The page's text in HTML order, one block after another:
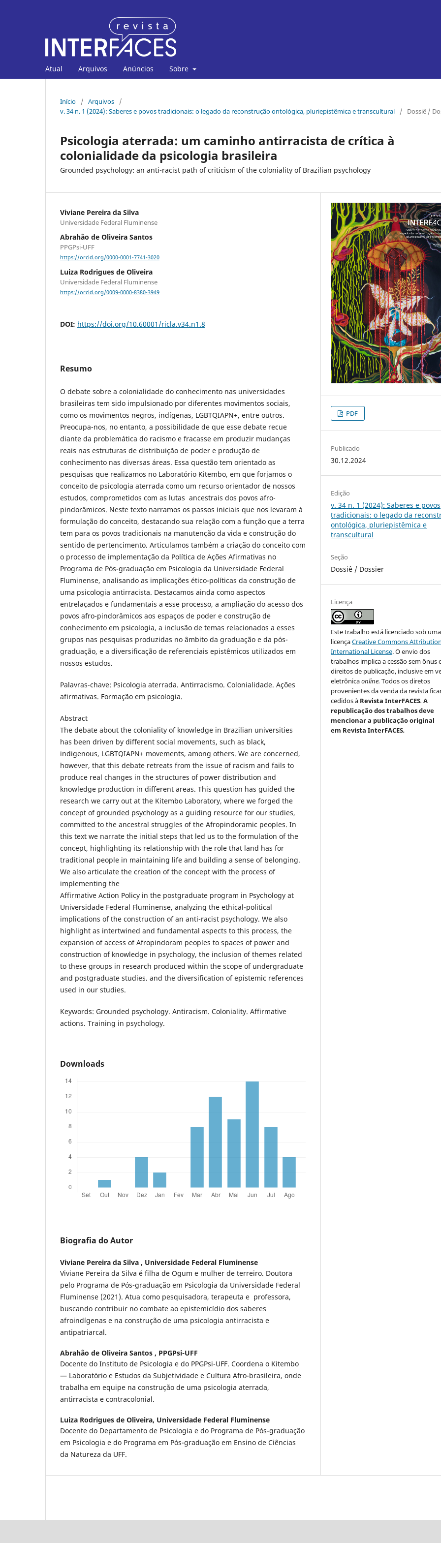
Atual Arquivos Anúncios Sobre
Início / Arquivos
/
v. 34 n. 1 (2024): Saberes e povos tradicionais: o legado da reconstrução ontológica, pluriepistêmica e transcultural
/ Dossiê /
Psicologia aterrada: um caminho antirracista de crítica à
colonialidade da psicologia brasileira
Grounded psychology: an anti-racist path of criticism of the coloniality of Brazilian psychology
Viviane Pereira da Silva
Universidade Federal Fluminense
Abrahão de Oliveira Santos
PPGPsi-UFF
https://orcid.org/0000-0001-7741-3020
Luiza Rodrigues de Oliveira
Universidade Federal Fluminense
https://orcid.org/0009-0000-8380-3949
DOI: https://doi.org/10.60001/ricla.v34.n1.8
Resumo
O debate sobre a colonialidade do conhecimento nas universidades
brasileiras tem sido impulsionado por diferentes movimentos sociais,
como os movimentos negros, indígenas, LGBTQIAPN+, entre outros.
Preocupa-nos, no entanto, a possibilidade de que esse debate recue
diante da problemática do racismo e fracasse em produzir mudanças
reais nas estruturas de distribuição de poder e produção de
conhecimento nas diversas áreas. Essa questão tem orientado as
pesquisas que realizamos no Laboratório Kitembo, em que forjamos o
conceito de psicologia aterrada como um recurso orientador de nossos
estudos, comprometidos com as lutas ancestrais dos povos afro-
pindorâmicos. Neste texto narramos os passos iniciais que nos levaram à
formulação do conceito, destacando sua relação com a função que a terra
tem para os povos tradicionais na manutenção da vida e construção do
sentido de pertencimento. Articulamos também a criação do conceito com
o processo de implementação da Política de Ações Afirmativas no
Programa de Pós-graduação em Psicologia da Universidade Federal
Fluminense, analisando as implicações ético-políticas da construção de
uma psicologia antirracista. Destacamos ainda como aspectos
entrelaçados e fundamentais a esse processo, a ampliação do acesso dos
povos afro-pindorâmicos aos espaços de poder e construção de
conhecimento em psicologia, a inclusão de temas relacionados a esses
grupos nas pesquisas produzidas no âmbito da graduação e da pós-
graduação, e a diversificação de referenciais epistêmicos utilizados em
nossos estudos.
Palavras-chave: Psicologia aterrada. Antirracismo. Colonialidade. Ações
afirmativas. Formação em psicologia.
Abstract
The debate about the coloniality of knowledge in Brazilian universities
has been driven by different social movements, such as black,
indigenous, LGBTQIAPN+ movements, among others. We are concerned,
however, that this debate retreats from the issue of racism and fails to
produce real changes in the structures of power distribution and
knowledge production in different areas. This question has guided the
research we carry out at the Kitembo Laboratory, where we forged the
concept of grounded psychology as a guiding resource for our studies,
committed to the ancestral struggles of the Afropindoramic peoples. In
this text we narrate the initial steps that led us to the formulation of the
concept, highlighting its relationship with the role that land has for
traditional people in maintaining life and building a sense of belonging.
We also articulate the creation of the concept with the process of
implementing the
Affirmative Action Policy in the postgraduate program in Psychology at
Universidade Federal Fluminense, analyzing the ethical-political
implications of the construction of an anti-racist psychology. We also
highlight as intertwined and fundamental aspects to this process, the
expansion of access of Afropindoram peoples to spaces of power and
construction of knowledge in psychology, the inclusion of themes related
to these groups in research produced within the scope of undergraduate
and postgraduate studies. and the diversification of epistemic references
used in our studies.
Keywords: Grounded psychology. Antiracism. Coloniality. Affirmative
actions. Training in psychology.
Downloads
Biografia do Autor
Viviane Pereira da Silva , Universidade Federal Fluminense
Viviane Pereira da Silva é filha de Ogum e mulher de terreiro. Doutora
pelo Programa de Pós-graduação em Psicologia da Universidade Federal
Fluminense (2021). Atua como pesquisadora, terapeuta e professora,
buscando contribuir no combate ao epistemicídio dos saberes
afroindígenas e na construção de uma psicologia antirracista e
antipatriarcal.
Abrahão de Oliveira Santos , PPGPsi-UFF
Docente do Instituto de Psicologia e do PPGPsi-UFF. Coordena o Kitembo
— Laboratório e Estudos da Subjetividade e Cultura Afro-brasileira, onde
trabalha em equipe na construção de uma psicologia aterrada,
antirracista e contracolonial.
Luiza Rodrigues de Oliveira, Universidade Federal Fluminense
Docente do Departamento de Psicologia e do Programa de Pós-graduação
em Psicologia e do Programa em Pós-graduação em Ensino de Ciências
da Natureza da UFF.
PDF
Publicado
30.12.2024
Edição
v. 34 n. 1 (2024): Saberes e povos
tradicionais: o legado da
ontológica, pluriepistêmica e
transcultural
Seção
Dossiê / Dossier
Licença
Este trabalho está licenciado sob uma
licençaCreative Commons
International License. O envio dos
trabalhos implica a cessão sem ônus
direitos de publicação, inclusive em
eletrônicaonline.Todos os diretos
provenientes da venda da revista
cedidos à Revista InterFACES. A
republicação dos trabalhos deve
mencionar a publicação original
em Revista InterFACES.